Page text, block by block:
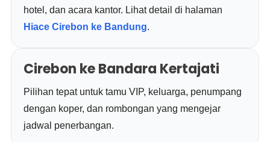
hotel, dan acara kantor. Lihat detail di halaman
Hiace Cirebon ke Bandung.
Cirebon ke Bandara Kertajati
Pilihan tepat untuk tamu VIP, keluarga, penumpang
dengan koper, dan rombongan yang mengejar
jadwal penerbangan.